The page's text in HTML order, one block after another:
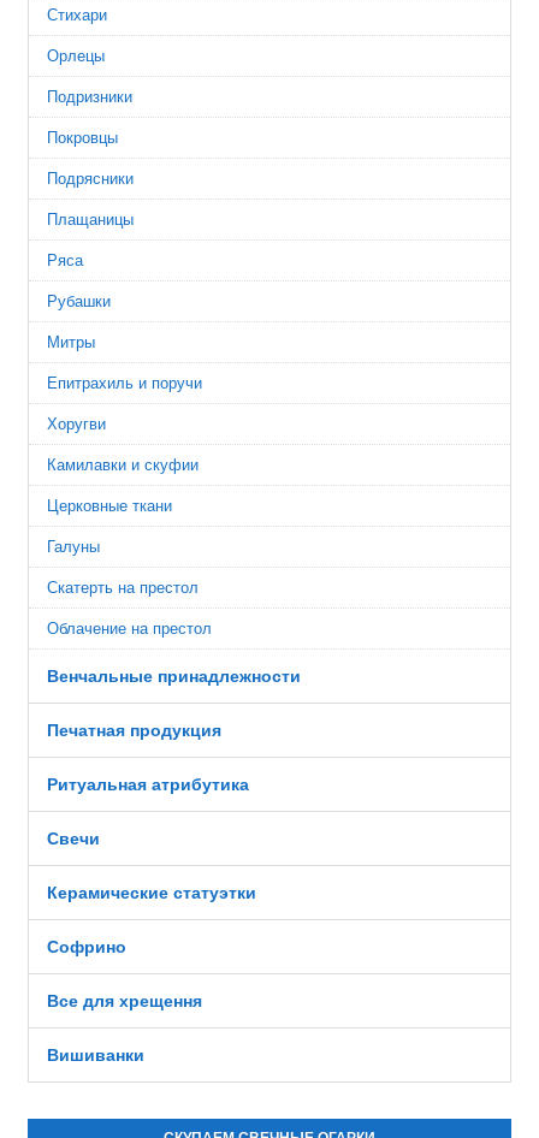
Стихари
Орлецы
Подризники
Покровцы
Подрясники
Плащаницы
Ряса
Рубашки
Митры
Епитрахиль и поручи
Хоругви
Камилавки и скуфии
Церковные ткани
Галуны
Скатерть на престол
Облачение на престол
Венчальные принадлежности
Печатная продукция
Ритуальная атрибутика
Свечи
Керамические статуэтки
Софрино
Все для хрещення
Вишиванки